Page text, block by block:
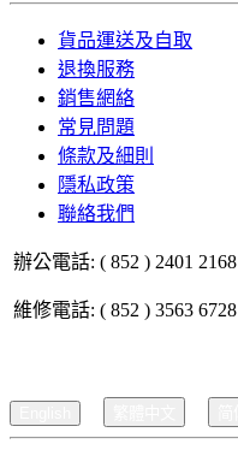
貨品運送及自取
退換服務
銷售網絡
常見問題
條款及細則
隱私政策
聯絡我們
辦公電話: ( 852 ) 2401 2168
維修電話: ( 852 ) 3563 6728